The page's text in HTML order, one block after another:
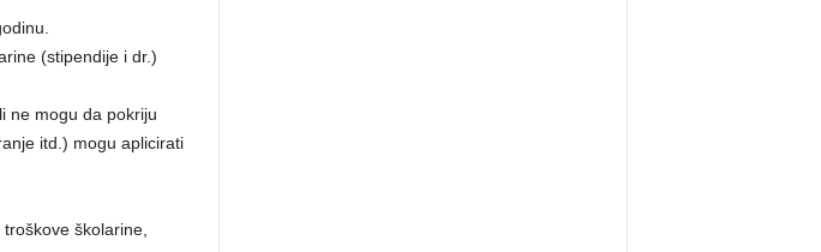
(stipendije i dr.)
ne mogu da pokriju
itd.) mogu aplicirati
školarine,